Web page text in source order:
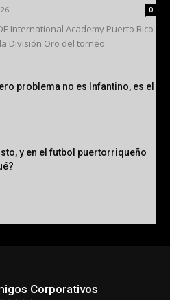
0
International Academy Puerto Rico
División Oro del torneo
problema no es Infantino, es el
y en el futbol puertorriqueño
Corporativos